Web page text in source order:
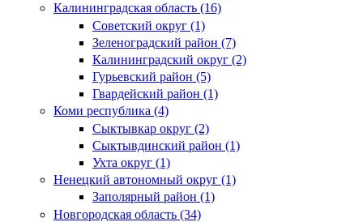
Калининградская область (16)
Советский округ (1)
Зеленоградский район (7)
Калининградский округ (2)
Гурьевский район (5)
Гвардейский район (1)
Коми республика (4)
Сыктывкар округ (2)
Сыктывдинский район (1)
Ухта округ (1)
Ненецкий автономный округ (1)
Заполярный район (1)
Новгородская область (34)